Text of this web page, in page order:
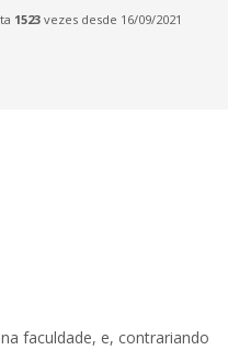
1523 vezes desde 16/09/2021
faculdade, e, contrariando